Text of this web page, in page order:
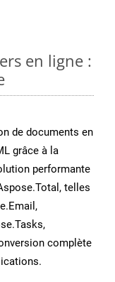
en ligne :
de documents en
grâce à la
performante
telles
complète